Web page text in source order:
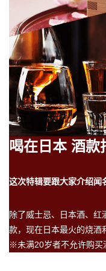
喝在日本 酒款
这次特辑要跟大家介绍闻
除了威士忌、日本酒、
款，现在日本最火的烧酒
※未满20岁者不允许购买